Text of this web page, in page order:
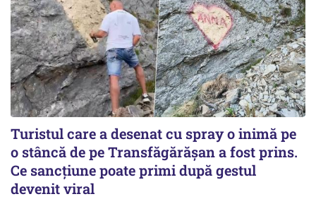
Turistul care a desenat cu spray o inimă pe
o stâncă de pe Transfăgărășan a fost prins.
Ce sancțiune poate primi după gestul
devenit viral